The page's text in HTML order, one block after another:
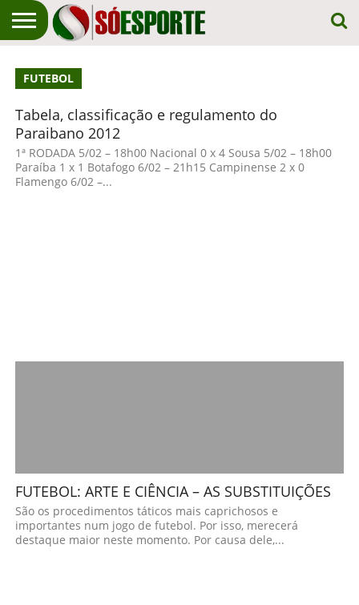
ESPORTIVA
EM
PRIMEIRO
O SÓ
ESPORTE
NOTÍCIAS
APOSTAS
FUTEBOL
Tabela, classificação e regulamento do
Paraibano 2012
1ª RODADA 5/02 – 18h00 Nacional 0 x 4 Sousa 5/02 – 18h00
Paraíba 1 x 1 Botafogo 6/02 – 21h15 Campinense 2 x 0
Flamengo 6/02 –...
FUTEBOL: ARTE E CIÊNCIA – AS SUBSTITUIÇÕES
São os procedimentos táticos mais caprichosos e
importantes num jogo de futebol. Por isso, merecerá
destaque maior neste momento. Por causa dele,...